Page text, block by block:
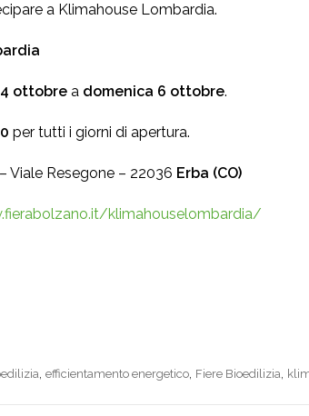
a Klimahouse Lombardia.
ottobre a domenica 6 ottobre.
per tutti i giorni di apertura.
– Viale Resegone – 22036 Erba (CO)
klimahouselombardia/
, efficientamento energetico, Fiere Bioedilizia,